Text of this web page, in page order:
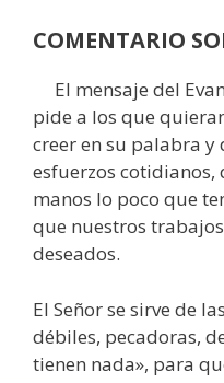
COMENTARIO
El mensaje del
pide a los que
creer en su palabra y
esfuerzos cotidianos,
manos lo poco que
que nuestros
deseados.
El Señor se sirve de
débiles, pecadoras,
tienen nada», para